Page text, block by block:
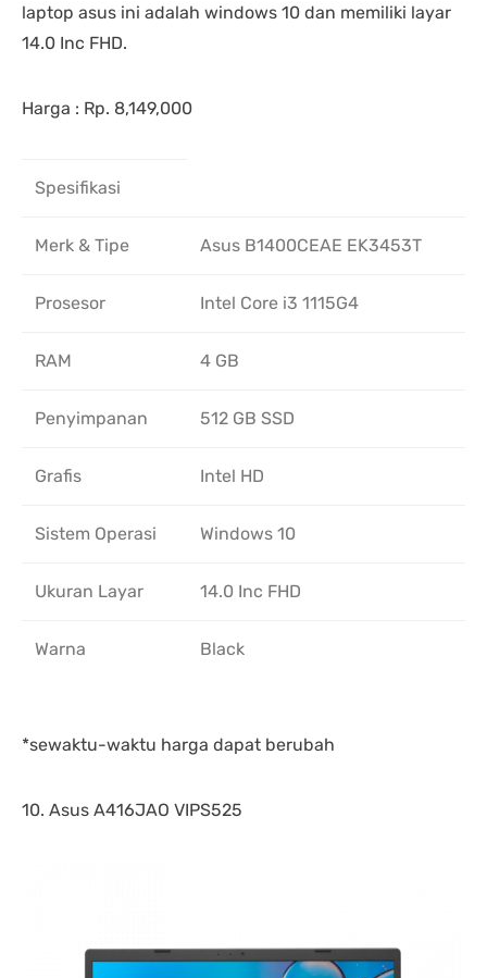
laptop asus ini adalah windows 10 dan memiliki layar
14.0 Inc FHD.
Harga : Rp. 8,149,000
Spesifikasi
Merk & Tipe Asus B1400CEAE EK3453T
Prosesor Intel Core i3 1115G4
RAM 4 GB
Penyimpanan 512 GB SSD
Grafis Intel HD
Sistem Operasi Windows 10
Ukuran Layar 14.0 Inc FHD
Warna Black
*sewaktu-waktu harga dapat berubah
10. Asus A416JAO VIPS525